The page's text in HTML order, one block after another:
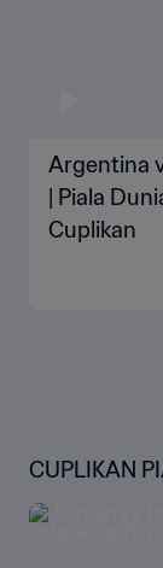
Argentina
| Piala
Cuplikan
CUPLIKAN
NESIA 2023